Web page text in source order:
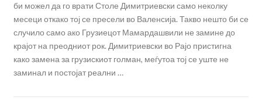
би можел да го врати Столе Димитриевски само неколку
месеци откако тој се пресели во Валенсија. Такво нешто би се
случило само ако Грузиецот Мамардашвили не замине до
крајот на преодниот рок. Димитриевски во Рајо пристигна
како замена за грузискиот голман, меѓутоа тој се уште не
заминал и постојат реални …